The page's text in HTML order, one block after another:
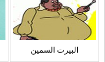
البيرت السمين